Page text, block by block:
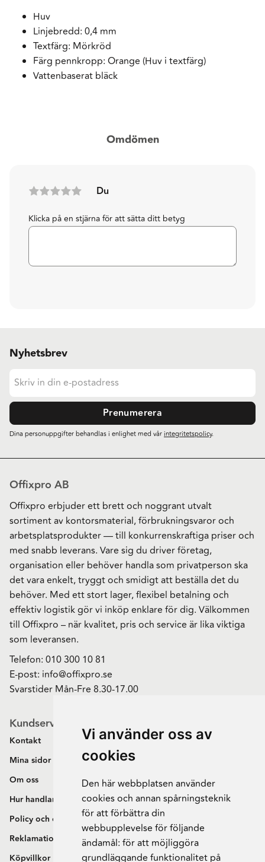
Vi använder oss av
cookies
Den här webbplatsen använder
cookies och annan spårningsteknik
för att förbättra din
webbupplevelse för följande
ändamål: för att möjliggöra
grundläggande funktionalitet på
Huv
Linjebredd: 0,4 mm
Textfärg: Mörkröd
Färg pennkropp: Orange (Huv i textfärg)
Vattenbaserat bläck
Omdömen
Du
Klicka på en stjärna för att sätta ditt betyg
Nyhetsbrev
Prenumerera
Dina personuppgifter behandlas i enlighet med vårintegritetspolicy.
Offixpro AB
Offixpro erbjuder ett brett och noggrant utvalt
sortiment av kontorsmaterial, förbrukningsvaror och
arbetsplatsprodukter — till konkurrenskraftiga priser och
med snabb leverans. Vare sig du driver företag,
organisation eller behöver handla som privatperson ska
det vara enkelt, tryggt och smidigt att beställa det du
behöver. Med ett stort lager, flexibel betalning och
effektiv logistik gör vi inköp enklare för dig. Välkommen
till Offixpro – när kvalitet, pris och service är lika viktiga
som leveransen.
Telefon: 010 300 10 81
E-post: info@offixpro.se
Svarstider Mån-Fre 8.30-17.00
Kundservice
Kontakt
Mina sidor
Om oss
Hur handlar jag?
Policy och cookies
Reklamation och retur
Köpvillkor